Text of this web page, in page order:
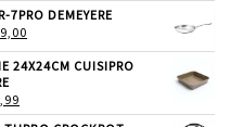
IS:
7PRO DEMEYERE
IS:
24X24CM CUISIPRO
PRIJS